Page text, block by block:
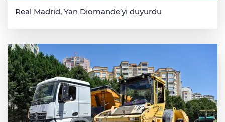
Real Madrid, Yan Diomande’yi duyurdu